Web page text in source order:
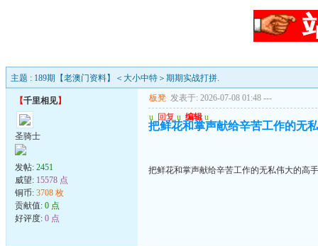
主题 : 189期【老澳门资料】＜大小中特＞期期实战打拼.
【千里相见】
圣骑士
发帖: 2451
威望: 15578 点
铜币: 3708 枚
贡献值: 0 点
好评度: 0 点
板凳 发表于: 2026-07-08 01:48 ---
u 回复 u 编辑 u
把鲜花和掌声献给辛苦工作的无
把鲜花和掌声献给辛苦工作的无私伟大的高